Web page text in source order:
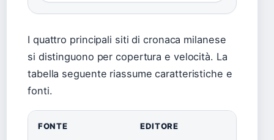
I quattro principali siti di cronaca milanese
si distinguono per copertura e velocità. La
tabella seguente riassume caratteristiche e
fonti.
FONTE EDITORE